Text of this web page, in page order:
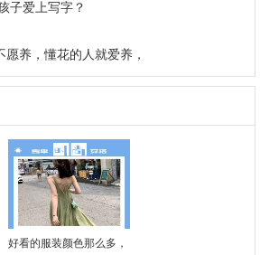
子爱上写字？
养，懂花的人就爱养，
好看的服装颜色那么多，